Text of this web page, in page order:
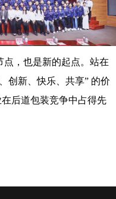
点，也是新的起点。站在
创新、快乐、共享” 的价
后道包装竞争中占得先